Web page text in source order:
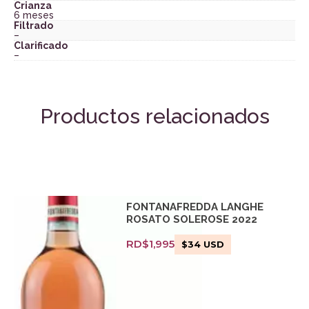
Crianza
6 meses
Filtrado
–
Clarificado
–
Productos relacionados
FONTANAFREDDA LANGHE
ROSATO SOLEROSE 2022
RD$1,995 $34 USD